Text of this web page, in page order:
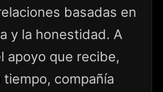
basadas en
y la honestidad. A
apoyo que recibe,
compañía